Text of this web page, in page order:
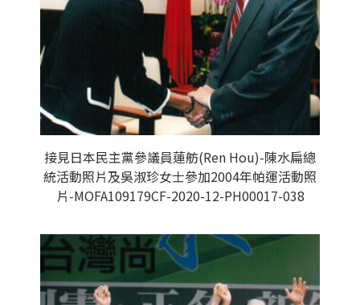
接見日本民主黨參議員蓮舫(Ren Hou)-陳水扁總
統活動照片及吳淑珍女士參加2004年帕運活動照
片-MOFA109179CF-2020-12-PH00017-038